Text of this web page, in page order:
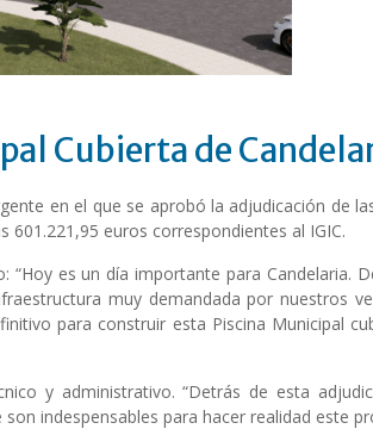
Cubierta de
en el que se aprobó la adjudicación de
601.221,95 euros correspondientes al IGIC.
es un día importante para Candelaria.
muy demandada por nuestros
para construir esta Piscina Municipal
y administrativo. “Detrás de esta
indespensables para hacer realidad este